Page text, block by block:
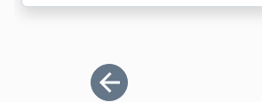
Première page